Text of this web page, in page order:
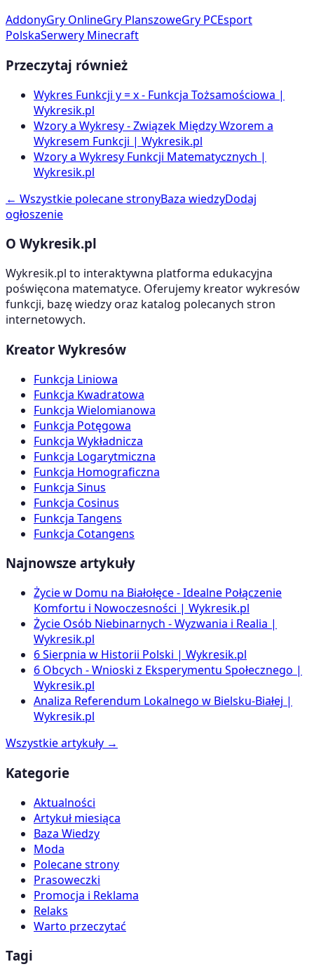
AddonyGry OnlineGry PlanszoweGry PCEsport
PolskaSerwery Minecraft
Przeczytaj również
Wykres Funkcji y = x - Funkcja Tożsamościowa |
Wykresik.pl
Wzory a Wykresy - Związek Między Wzorem a
Wykresem Funkcji | Wykresik.pl
Wzory a Wykresy Funkcji Matematycznych |
Wykresik.pl
← Wszystkie polecane stronyBaza wiedzyDodaj
ogłoszenie
O Wykresik.pl
Wykresik.pl to interaktywna platforma edukacyjna
poświęcona matematyce. Oferujemy kreator wykresów
funkcji, bazę wiedzy oraz katalog polecanych stron
internetowych.
Kreator Wykresów
Funkcja Liniowa
Funkcja Kwadratowa
Funkcja Wielomianowa
Funkcja Potęgowa
Funkcja Wykładnicza
Funkcja Logarytmiczna
Funkcja Homograficzna
Funkcja Sinus
Funkcja Cosinus
Funkcja Tangens
Funkcja Cotangens
Najnowsze artykuły
Życie w Domu na Białołęce - Idealne Połączenie
Komfortu i Nowoczesności | Wykresik.pl
Życie Osób Niebinarnych - Wyzwania i Realia |
Wykresik.pl
6 Sierpnia w Historii Polski | Wykresik.pl
6 Obcych - Wnioski z Eksperymentu Społecznego |
Wykresik.pl
Analiza Referendum Lokalnego w Bielsku-Białej |
Wykresik.pl
Wszystkie artykuły →
Kategorie
Aktualności
Artykuł miesiąca
Baza Wiedzy
Moda
Polecane strony
Prasoweczki
Promocja i Reklama
Relaks
Warto przeczytać
Tagi